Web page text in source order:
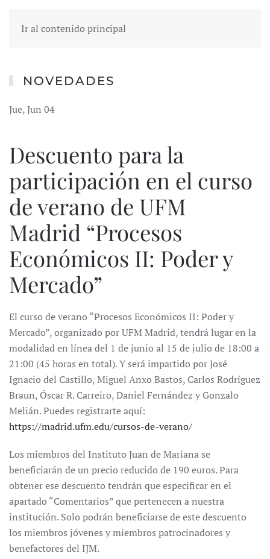
Ir al contenido principal
NOVEDADES
Jue, Jun 04
Descuento para la
participación en el curso
de verano de UFM
Madrid “Procesos
Económicos II: Poder y
Mercado”
El curso de verano “Procesos Económicos II: Poder y
Mercado”, organizado por UFM Madrid, tendrá lugar en la
modalidad en línea del 1 de junio al 15 de julio de 18:00 a
21:00 (45 horas en total). Y será impartido por José
Ignacio del Castillo, Miguel Anxo Bastos, Carlos Rodríguez
Braun, Óscar R. Carreiro, Daniel Fernández y Gonzalo
Melián. Puedes registrarte aquí:
https://madrid.ufm.edu/cursos-de-verano/
Los miembros del Instituto Juan de Mariana se
beneficiarán de un precio reducido de 190 euros. Para
obtener ese descuento tendrán que especificar en el
apartado “Comentarios” que pertenecen a nuestra
institución. Solo podrán beneficiarse de este descuento
los miembros jóvenes y miembros patrocinadores y
benefactores del IJM.